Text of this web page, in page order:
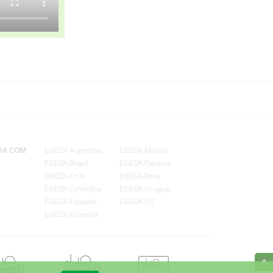
COM
EGEDA Argentina
EGEDA Brasil
EGEDA Chile
EGEDA Colômbia
EGEDA Equador
EGEDA Espanha
EGEDA México
EGEDA Panamá
EGEDA Peru
EGEDA Uruguai
EGEDA US